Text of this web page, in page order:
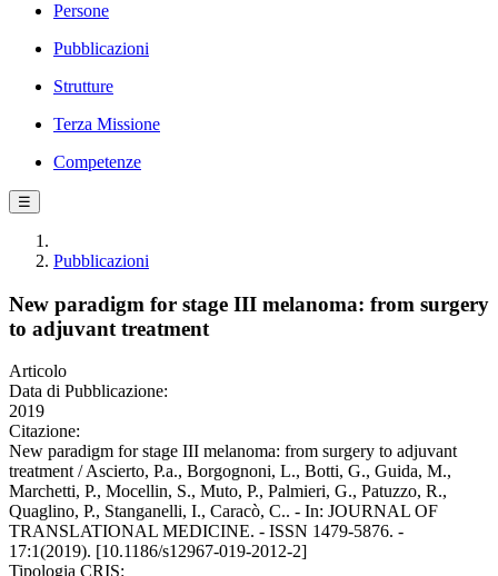
Persone
Pubblicazioni
Strutture
Terza Missione
Competenze
☰
Pubblicazioni
New paradigm for stage III melanoma: from surgery
to adjuvant treatment
Articolo
Data di Pubblicazione:
2019
Citazione:
New paradigm for stage III melanoma: from surgery to adjuvant
treatment / Ascierto, P.a., Borgognoni, L., Botti, G., Guida, M.,
Marchetti, P., Mocellin, S., Muto, P., Palmieri, G., Patuzzo, R.,
Quaglino, P., Stanganelli, I., Caracò, C.. - In: JOURNAL OF
TRANSLATIONAL MEDICINE. - ISSN 1479-5876. -
17:1(2019). [10.1186/s12967-019-2012-2]
Tipologia CRIS: